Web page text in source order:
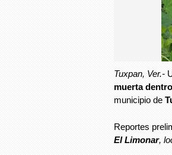
Tuxpan, Ver.-
muerta
municipio de
Reportes
El Limonar,